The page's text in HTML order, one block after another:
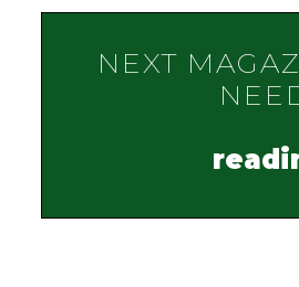
NEXT